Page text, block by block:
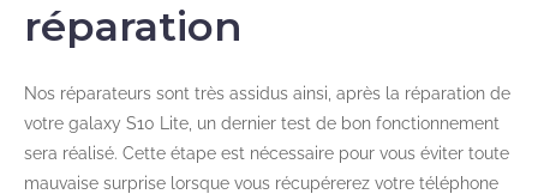
réparation
Nos réparateurs sont très assidus ainsi, après la réparation de
votre galaxy S10 Lite, un dernier test de bon fonctionnement
sera réalisé. Cette étape est nécessaire pour vous éviter toute
mauvaise surprise lorsque vous récupérerez votre téléphone